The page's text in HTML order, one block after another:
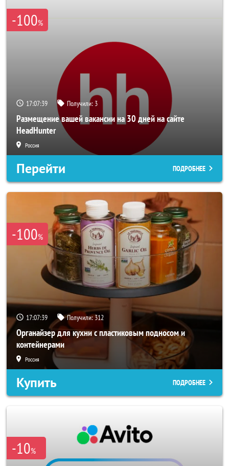
-100%
17:07:36 Получили: 3
Размещение вашей вакансии на 30 дней на сайте
HeadHunter
Россия
Перейти ПОДРОБНЕЕ
-100%
17:07:36 Получили:312
Органайзер для кухни с пластиковым подносом и
контейнерами
Россия
Купить ПОДРОБНЕЕ
-10%